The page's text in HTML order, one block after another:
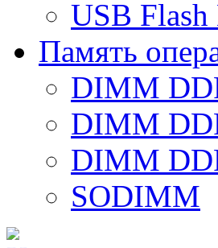
USB Flash
Память
DIMM
DIMM
DIMM
SODIMM